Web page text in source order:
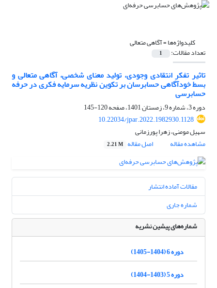
کلیدواژه‌ها =آگاهی متعالی
تعداد مقالات: 1
تاثیر تفکر انتقادی وجودی، تولید معنای شخصی، آگاهی متعالی و
بسط خودآگاهی حسابرسان بر تکوین نظریه سرمایه فکری در حرفه
حسابرسی
دوره 3، شماره 9، زمستان 1401، صفحه
120-145
10.22034/jpar.2022.1982930.1128
سهیل مومنی، زهرا پورزمانی
مشاهده مقاله
اصل مقاله 2.21 M
مقالات آماده انتشار
شماره جاری
شماره‌های پیشین نشریه
دوره 6 (1404-1405)
دوره 5 (1403-1404)